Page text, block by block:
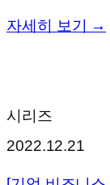
자세히 보기 →
시리즈
2022.12.21